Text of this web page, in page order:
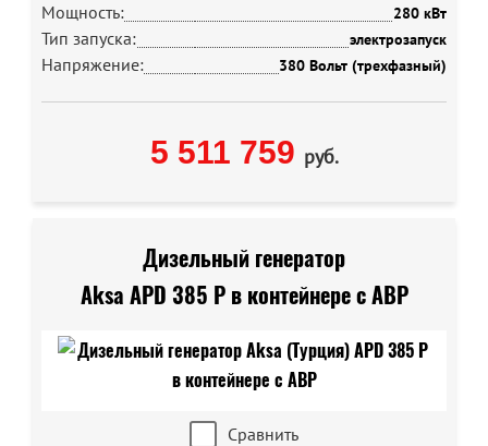
Мощность:
280 кВт
Тип запуска: электрозапуск
Напряжение: 380 Вольт (трехфазный)
5 511 759 руб.
Дизельный генератор
Aksa APD 385 P в контейнере с АВР
Сравнить